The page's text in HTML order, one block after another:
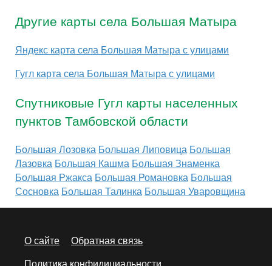
Другие карты села Большая Матыра
Яндекс карта села Большая Матыра с улицами
Гугл карта села Большая Матыра с улицами
Спутниковые Гугл карты населенных
пунктов Тамбовской области
Большая Лозовка Большая Липовица Большая
Лазовка Большая Кашма Большая Знаменка
Большая Ржакса Большая Романовка Большая
Сосновка Большая Талинка Большая Уваровщина
О сайте
Обратная связь
Политика конфидициальности